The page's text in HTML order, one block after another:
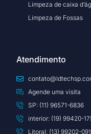
Limpeza de caixa
Limpeza de Fossas
Atendimento
Agende uma visita
SP: (11) 96571-6836
interior: (19) 99420-
Litoral: (13) 99202-